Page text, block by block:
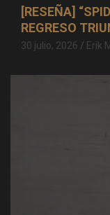
[RESEÑA]
REGRESO
30 julio, 2026 Erik